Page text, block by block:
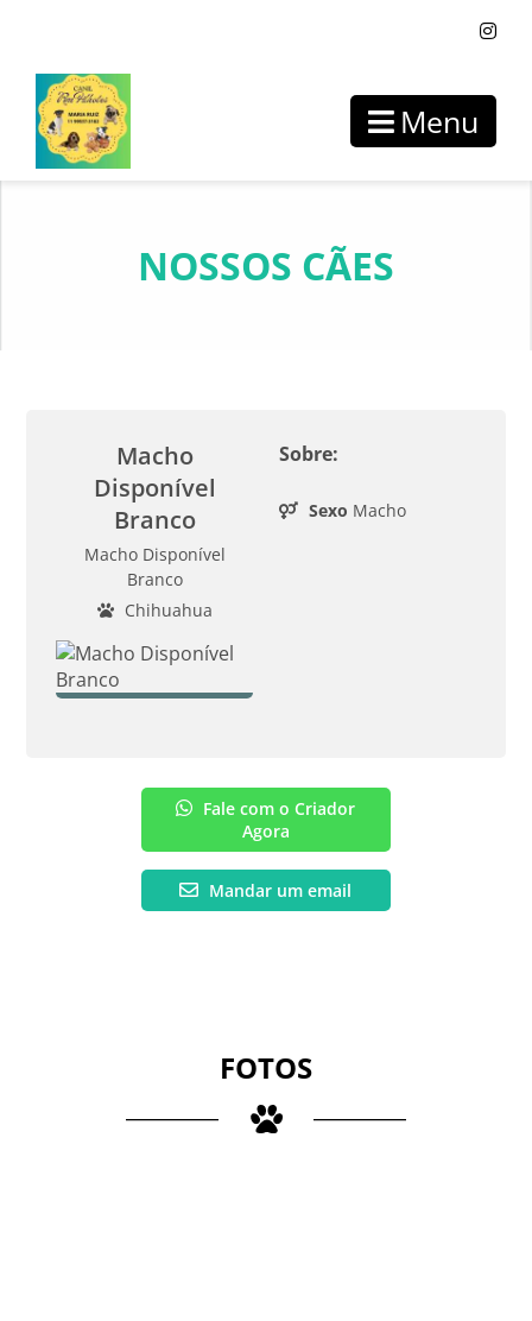
Menu
NOSSOS CÃES
Macho
Disponível
Branco
Macho Disponível
Branco
Chihuahua
Sobre:
Sexo Macho
Fale com o Criador
Agora
Mandar um email
FOTOS